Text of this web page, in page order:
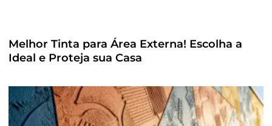
Melhor Tinta para Área Externa! Escolha a
Ideal e Proteja sua Casa